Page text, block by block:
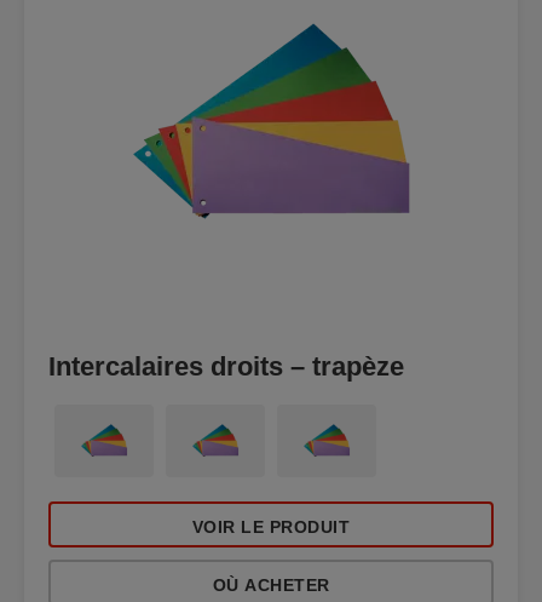
Intercalaires droits – trapèze
VOIR LE PRODUIT
OÙ ACHETER